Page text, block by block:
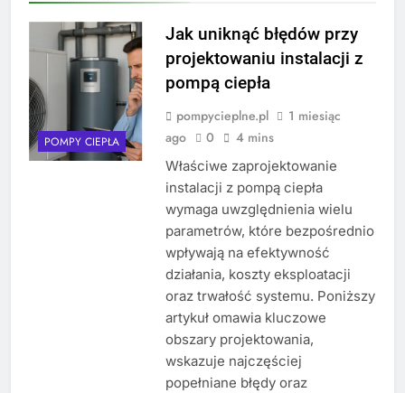
POMPY CIEPŁA
Jak uniknąć błędów przy
projektowaniu instalacji z
pompą ciepła
pompycieplne.pl
1 miesiąc
ago
0 4 mins
Właściwe zaprojektowanie
instalacji z pompą ciepła
wymaga uwzględnienia wielu
parametrów, które bezpośrednio
wpływają na efektywność
działania, koszty eksploatacji
oraz trwałość systemu. Poniższy
artykuł omawia kluczowe
obszary projektowania,
wskazuje najczęściej
popełniane błędy oraz